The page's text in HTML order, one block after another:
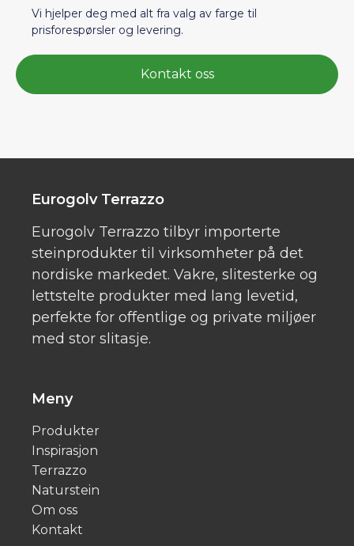
Vi hjelper deg med alt fra valg av farge til
prisforespørsler og levering.
Kontakt oss
Eurogolv Terrazzo
Eurogolv Terrazzo tilbyr importerte
steinprodukter til virksomheter på det
nordiske markedet. Vakre, slitesterke og
lettstelte produkter med lang levetid,
perfekte for offentlige og private miljøer
med stor slitasje.
Meny
Produkter
Inspirasjon
Terrazzo
Naturstein
Om oss
Kontakt